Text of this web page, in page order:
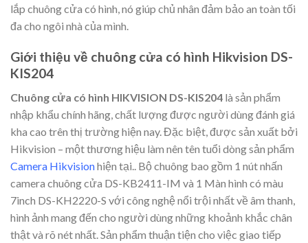
lắp chuông cửa có hình, nó giúp chủ nhân đảm bảo an toàn tối
đa cho ngôi nhà của mình.
Giới thiệu về chuông cửa có hình Hikvision DS-
KIS204
Chuông cửa có hình HIKVISION DS-KIS204 là sản phẩm
nhập khẩu chính hãng, chất lượng được người dùng đánh giá
kha cao trên thị trường hiện nay. Đặc biệt, được sản xuất bởi
Hikvision – một thương hiệu làm nên tên tuổi dòng sản phẩm
Camera Hikvisionhiện tại.. Bộ chuông bao gồm 1 nút nhấn
camera chuông cửa DS-KB2411-IM và 1 Màn hình có màu
7inch DS-KH2220-S với công nghệ nổi trội nhất về âm thanh,
hình ảnh mang đến cho người dùng những khoảnh khắc chân
thật và rõ nét nhất. Sản phẩm thuận tiện cho việc giao tiếp